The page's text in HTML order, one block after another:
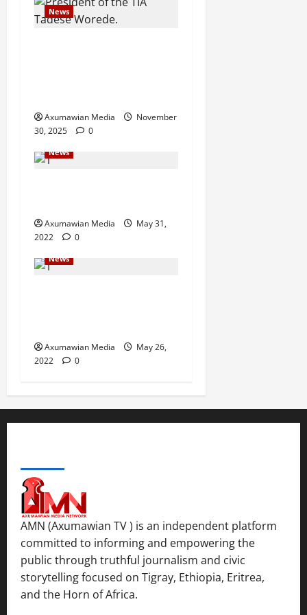
News
Axumawian Media
November
30, 2025
0
News
Axumawian Media
May 31,
2022
0
News
Axumawian Media
May 26,
2022
0
AMN (Axumawian TV ) is an independent platform
committed to informing and empowering the
public through truthful journalism and civic
storytelling focused on Tigray, Ethiopia, Eritrea,
and the Horn of Africa.